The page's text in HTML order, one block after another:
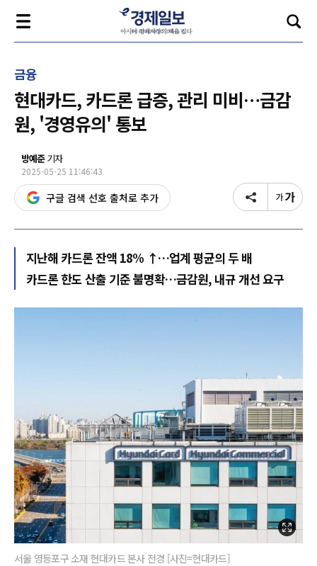
금융
현대카드, 카드론 급증, 관리 미비…금감
원, '경영유의' 통보
방예준기자
2025-05-25 11:46:43
구글 검색 선호 출처로 추가
지난해 카드론 잔액 18% ↑…업계 평균의 두 배
카드론 한도 산출 기준 불명확…금감원, 내규 개선 요구
서울 영등포구 소재 현대카드 본사 전경 [사진=현대카드]